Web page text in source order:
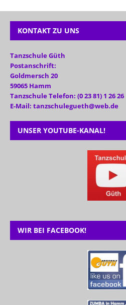
KONTAKT ZU UNS
Tanzschule Güth
Postanschrift:
Goldmersch 20
59065 Hamm
Tanzschule Telefon: (0 23 81) 1 26 26
E-Mail: tanzschulegueth@web.de
UNSER YOUTUBE-KANAL!
WIR BEI FACEBOOK!